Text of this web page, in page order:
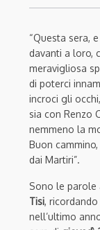
“Questa sera,
davanti a loro,
meravigliosa
di poterci
incroci gli
sia con Renzo
nemmeno la
Buon
dai Martiri”.
Sono le parole
Tisi,
nell’ultimo